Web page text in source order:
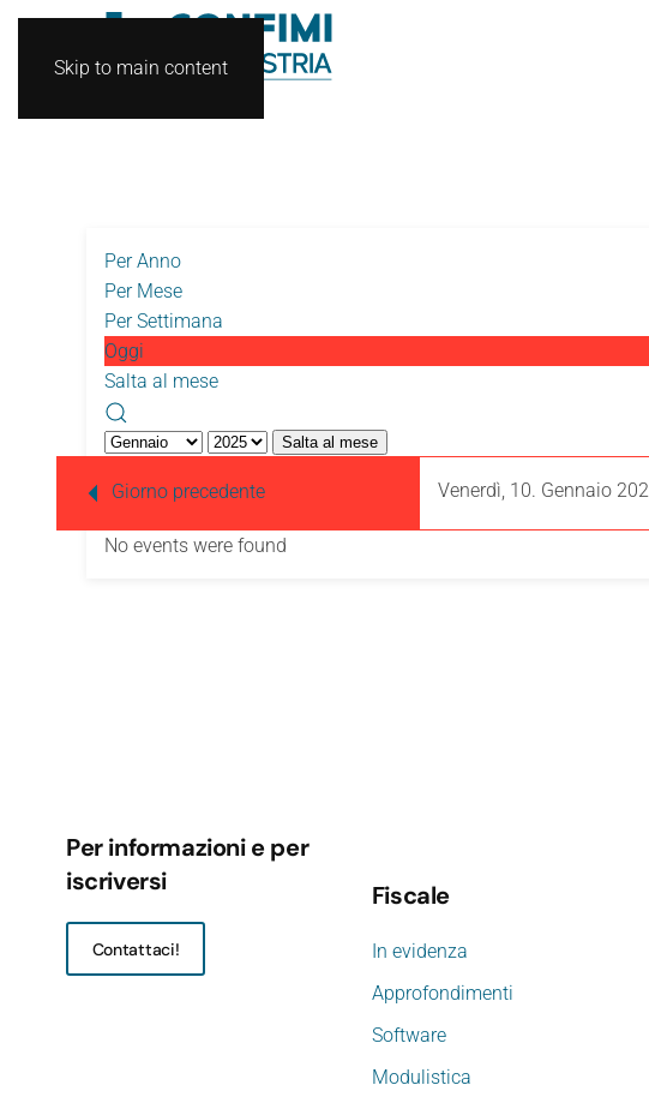
Skip to main content
Per Anno
Per Mese
Per Settimana
Oggi
Salta al mese
Salta al mese
Giorno precedente Venerdì, 10. Gennaio
No events were found
Per informazioni e per
iscriversi
Contattaci!
Fiscale
In evidenza
Approfondimenti
Software
Modulistica